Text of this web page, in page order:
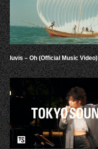
luvis – Oh (Official Music Video)